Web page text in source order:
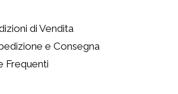
di Vendita
e Consegna
Frequenti